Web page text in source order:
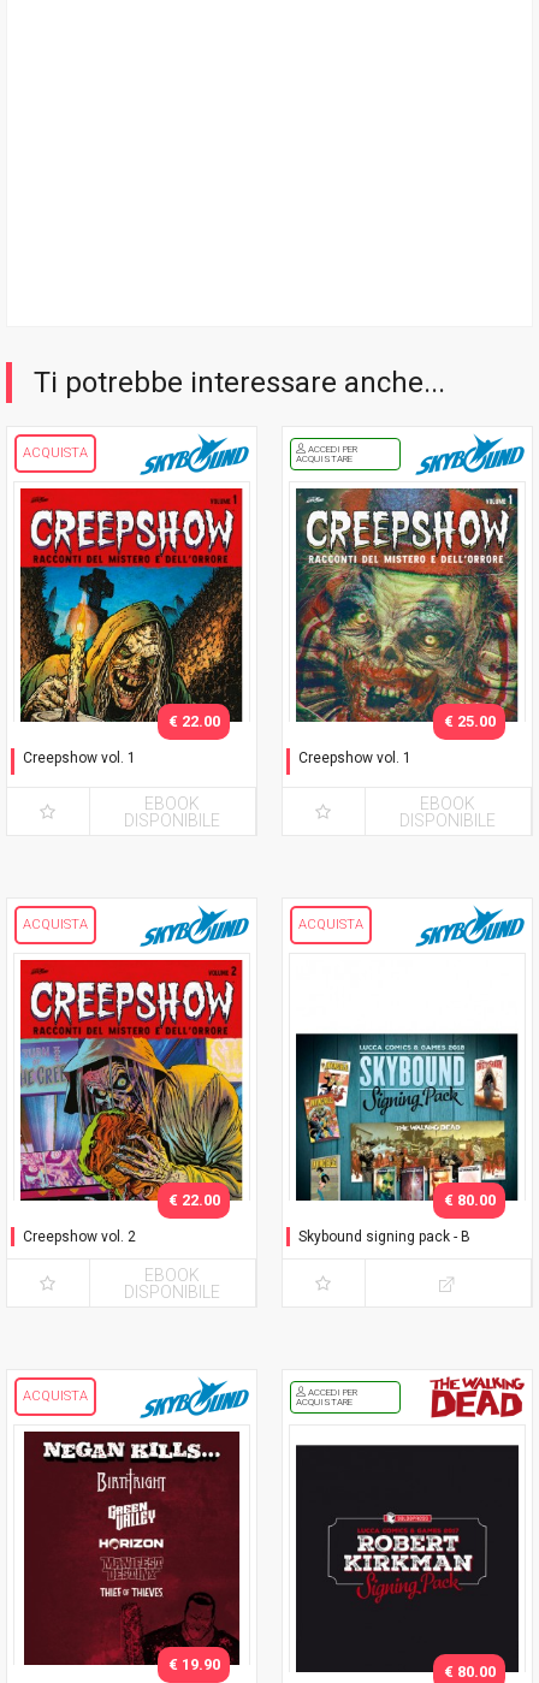
Ti potrebbe interessare anche...
ACQUISTA
Creepshow vol. 1
€ 22.00
EBOOK
DISPONIBILE
ACCEDI PER
ACQUISTARE
Creepshow vol. 1
Giang
€ 25.00
EBOOK
DISPONIBILE
ACQUISTA
Creepshow vol. 2
€ 22.00
EBOOK
DISPONIBILE
ACQUISTA
Skybound signing pack - B
€ 80.00
ACQUISTA
€ 19.90
ACCEDI PER
ACQUISTARE
€ 80.00